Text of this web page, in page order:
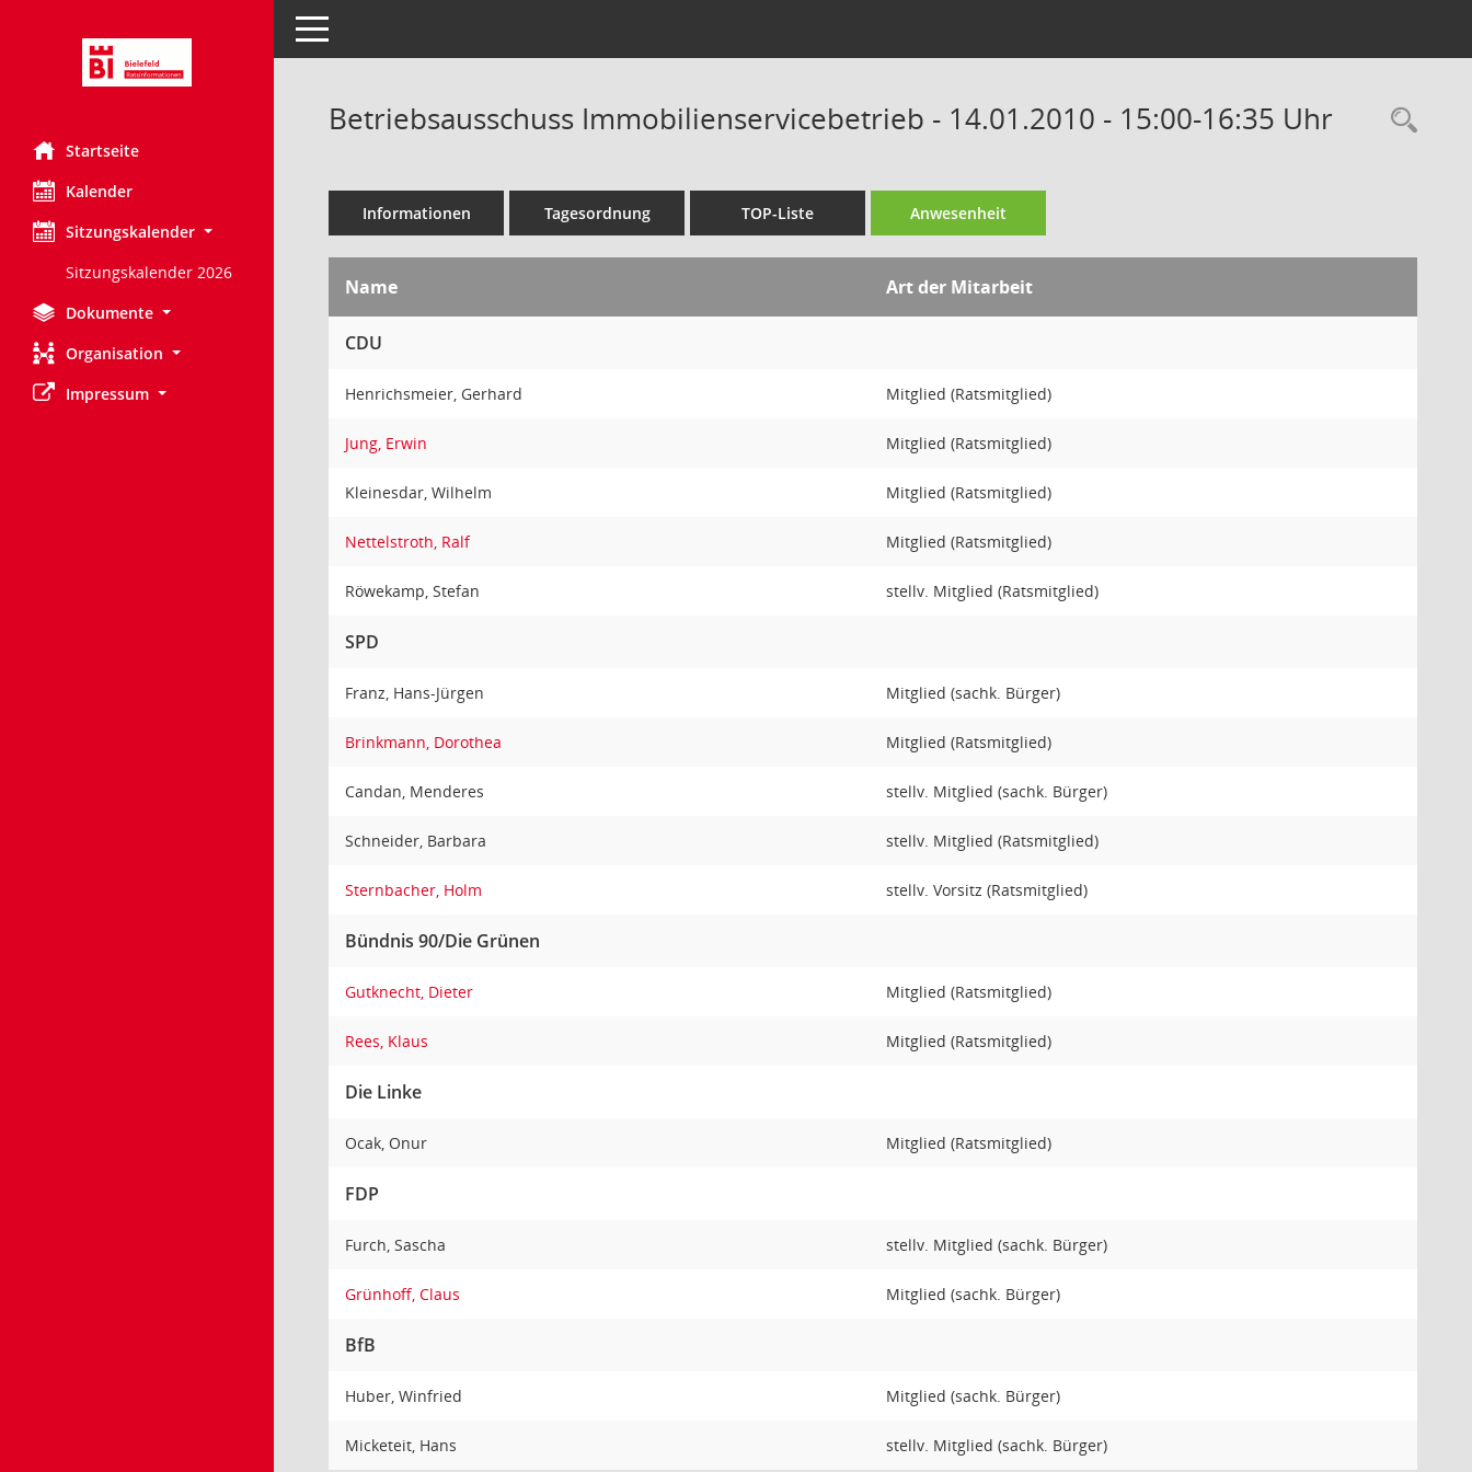
Startseite
Kalender
Sitzungskalender
Sitzungskalender 2026
Dokumente
Organisation
Impressum
Toggle navigation
Betriebsausschuss Immobilienservicebetrieb - 14.01.2010 - 15:00-16:35 Uhr
Informationen Tagesordnung TOP-Liste Anwesenheit
Name Art der Mitarbeit
CDU
Henrichsmeier, Gerhard Mitglied (Ratsmitglied)
Jung, Erwin Mitglied (Ratsmitglied)
Kleinesdar, Wilhelm Mitglied (Ratsmitglied)
Nettelstroth, Ralf Mitglied (Ratsmitglied)
Röwekamp, Stefan stellv. Mitglied (Ratsmitglied)
SPD
Franz, Hans-Jürgen Mitglied (sachk. Bürger)
Brinkmann, Dorothea Mitglied (Ratsmitglied)
Candan, Menderes stellv. Mitglied (sachk. Bürger)
Schneider, Barbara stellv. Mitglied (Ratsmitglied)
Sternbacher, Holm stellv. Vorsitz (Ratsmitglied)
Bündnis 90/Die Grünen
Gutknecht, Dieter Mitglied (Ratsmitglied)
Rees, Klaus Mitglied (Ratsmitglied)
Die Linke
Ocak, Onur Mitglied (Ratsmitglied)
FDP
Furch, Sascha stellv. Mitglied (sachk. Bürger)
Grünhoff, Claus Mitglied (sachk. Bürger)
BfB
Huber, Winfried Mitglied (sachk. Bürger)
Micketeit, Hans stellv. Mitglied (sachk. Bürger)